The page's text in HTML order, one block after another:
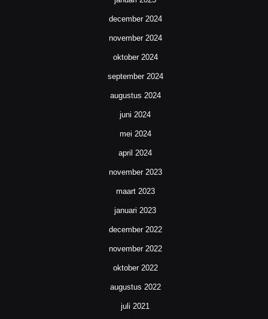
december 2024
november 2024
oktober 2024
september 2024
augustus 2024
juni 2024
mei 2024
april 2024
november 2023
maart 2023
januari 2023
december 2022
november 2022
oktober 2022
augustus 2022
juli 2021